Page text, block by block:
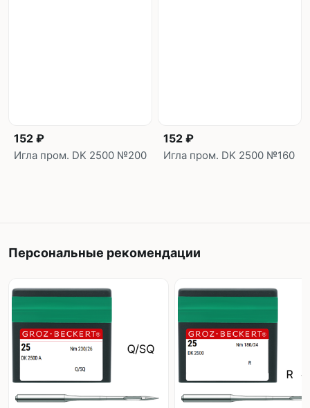
152 ₽
Игла пром. DK 2500 №200
152 ₽
Игла пром. DK 2500 №160
Персональные рекомендации